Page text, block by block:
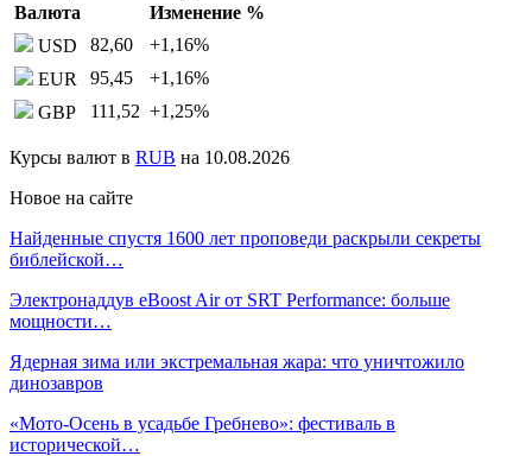
Валюта
Изменение %
USD
82,60 +1,16%
EUR
95,45 +1,16%
GBP
111,52 +1,25%
Курсы валют в RUB на 10.08.2026
Новое на сайте
Найденные спустя 1600 лет проповеди раскрыли секреты
библейской…
Электронаддув eBoost Air от SRT Performance: больше
мощности…
Ядерная зима или экстремальная жара: что уничтожило
динозавров
«Мото-Осень в усадьбе Гребнево»: фестиваль в
исторической…